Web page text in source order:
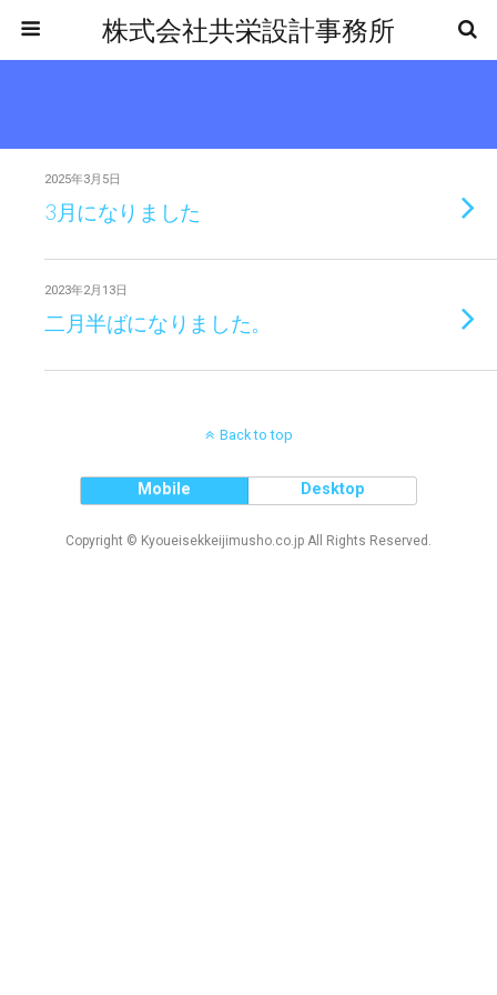
株式会社共栄設計事務所
2025年3月5日
3月になりました
2023年2月13日
二月半ばになりました。
Back to top
Mobile Desktop
Copyright © Kyoueisekkeijimusho.co.jp All Rights Reserved.